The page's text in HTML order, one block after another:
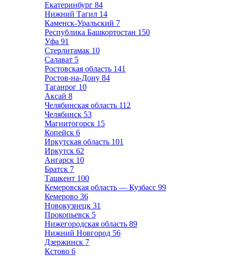
Екатеринбург 84
Нижний Тагил 14
Каменск-Уральский 7
Республика Башкортостан 150
Уфа 91
Стерлитамак 10
Салават 5
Ростовская область 141
Ростов-на-Дону 84
Таганрог 10
Аксай 8
Челябинская область 112
Челябинск 53
Магнитогорск 15
Копейск 6
Иркутская область 101
Иркутск 62
Ангарск 10
Братск 7
Ташкент 100
Кемеровская область — Кузбасс 99
Кемерово 36
Новокузнецк 31
Прокопьевск 5
Нижегородская область 89
Нижний Новгород 56
Дзержинск 7
Кстово 6